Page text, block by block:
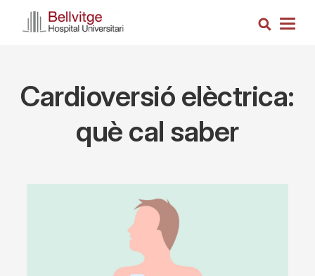
Search
Cardioversió elèctrica:
què cal saber